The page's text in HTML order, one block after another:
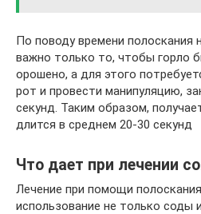
По поводу времени полоскания
важно только то, чтобы горло
орошено, а для этого
рот и провести манипуляцию,
секунд. Таким образом,
длится в среднем 20-30 секунд
Что дает при лечении
Лечение при помощи
использование не только соды